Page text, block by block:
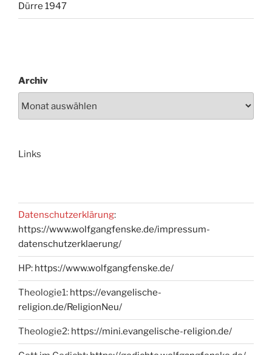
Dürre 1947
Archiv
Links
Datenschutzerklärung:
https://www.wolfgangfenske.de/impressum-
datenschutzerklaerung/
HP: https://www.wolfgangfenske.de/
Theologie1: https://evangelische-
religion.de/ReligionNeu/
Theologie2: https://mini.evangelische-religion.de/